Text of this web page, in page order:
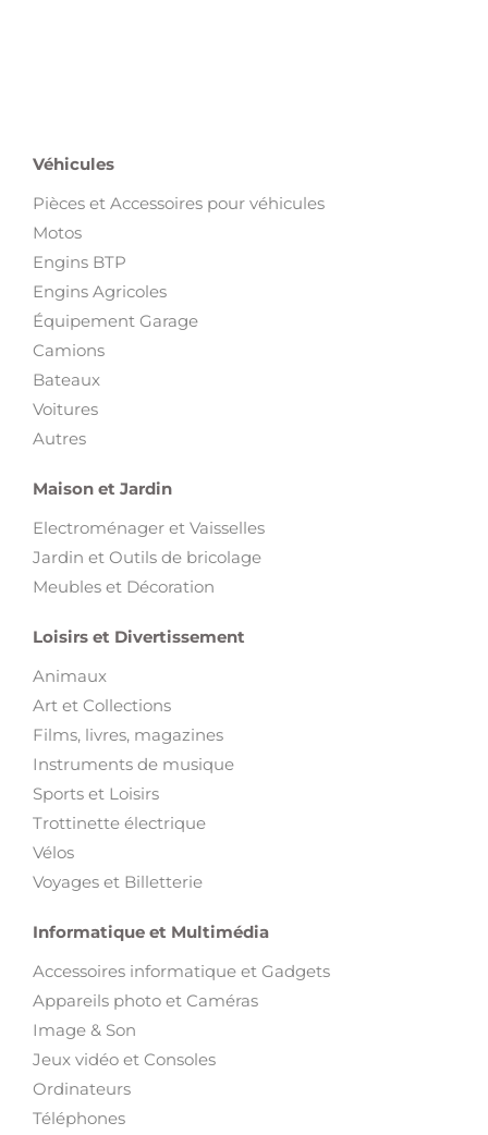
Véhicules
Pièces et Accessoires pour véhicules
Motos
Engins BTP
Engins Agricoles
Équipement Garage
Camions
Bateaux
Voitures
Autres
Maison et Jardin
Electroménager et Vaisselles
Jardin et Outils de bricolage
Meubles et Décoration
Loisirs et Divertissement
Animaux
Art et Collections
Films, livres, magazines
Instruments de musique
Sports et Loisirs
Trottinette électrique
Vélos
Voyages et Billetterie
Informatique et Multimédia
Accessoires informatique et Gadgets
Appareils photo et Caméras
Image & Son
Jeux vidéo et Consoles
Ordinateurs
Téléphones